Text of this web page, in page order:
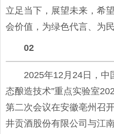
立足当下，展望未来，希
会价值，为绿色代言、为
02
2025年12月24日，中
态酿造技术”重点实验室
第二次会议在安徽亳州召
井贡酒股份有限公司与江